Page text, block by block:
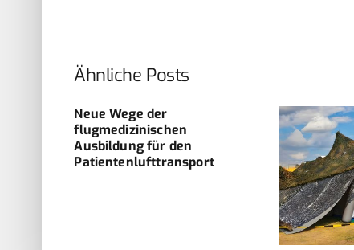
Ähnliche Posts
Neue Wege der
flugmedizinischen
Ausbildung für den
Patientenlufttransport